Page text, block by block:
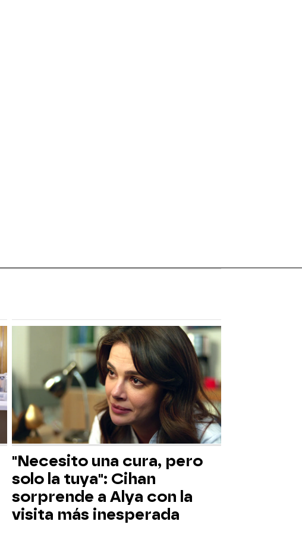
"Necesito una cura, pero
solo la tuya": Cihan
sorprende a Alya con la
visita más inesperada